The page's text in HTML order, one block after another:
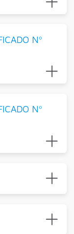
Nº
Nº